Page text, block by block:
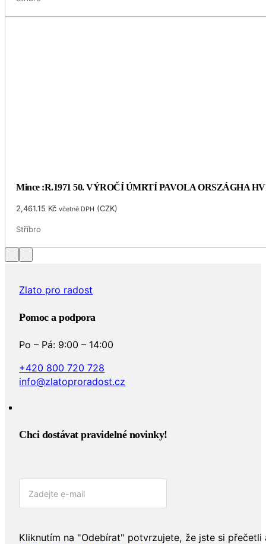
Mince :R.1971 50. VÝROČÍ ÚMRTÍ PAVOLA ORSZÁGHA
2,461.15 Kč včetně DPH (CZK)
Stříbro
Zlato pro radost
Pomoc a podpora
Po – Pá: 9:00 – 14:00
+420 800 720 728
info@zlatoproradost.cz
Chci dostávat pravidelné novinky!​
Kliknutím na "Odebírat" potvrzujete, že jste si přečetli